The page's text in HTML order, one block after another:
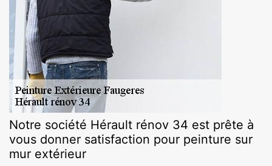
Notre société Hérault rénov 34 est prête à
vous donner satisfaction pour peinture sur
mur extérieur